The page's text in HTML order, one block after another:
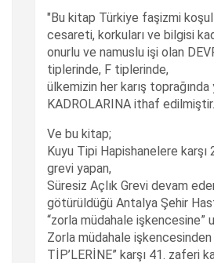
"Bu kitap Türkiye faşizmi
cesareti, korkuları ve bilgisi
onurlu ve namuslu işi olan
tiplerinde, F tiplerinde,
ülkemizin her karış toprağında
KADROLARINA ithaf edilmiştir.
Ve bu kitap;
Kuyu Tipi Hapishanelere karşı
grevi yapan,
Süresiz Açlık Grevi devam
götürüldüğü Antalya Şehir
“zorla müdahale işkencesine”
Zorla müdahale işkencesinden
TİP’LERİNE” karşı 41. zaferi